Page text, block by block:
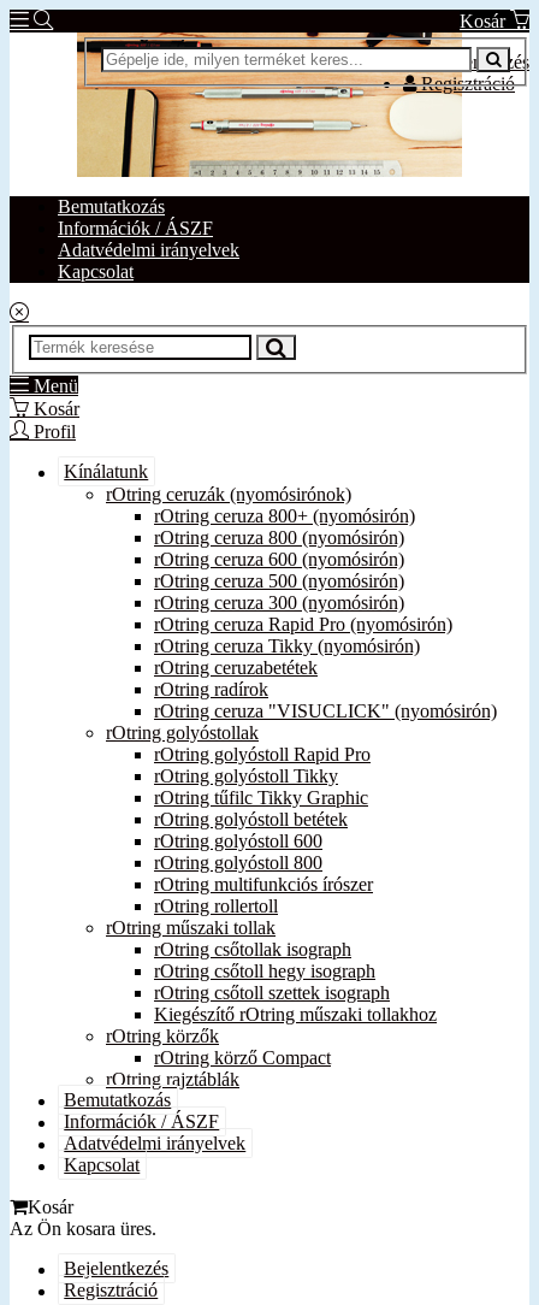
Kosár
Bejelentkezés
Regisztráció
Bemutatkozás
Információk / ÁSZF
Adatvédelmi irányelvek
Kapcsolat
Menü
Kosár
Profil
Kínálatunk
rOtring ceruzák (nyomósirónok)
rOtring ceruza 800+ (nyomósirón)
rOtring ceruza 800 (nyomósirón)
rOtring ceruza 600 (nyomósirón)
rOtring ceruza 500 (nyomósirón)
rOtring ceruza 300 (nyomósirón)
rOtring ceruza Rapid Pro (nyomósirón)
rOtring ceruza Tikky (nyomósirón)
rOtring ceruzabetétek
rOtring radírok
rOtring ceruza "VISUCLICK" (nyomósirón)
rOtring golyóstollak
rOtring golyóstoll Rapid Pro
rOtring golyóstoll Tikky
rOtring tűfilc Tikky Graphic
rOtring golyóstoll betétek
rOtring golyóstoll 600
rOtring golyóstoll 800
rOtring multifunkciós írószer
rOtring rollertoll
rOtring műszaki tollak
rOtring csőtollak isograph
rOtring csőtoll hegy isograph
rOtring csőtoll szettek isograph
Kiegészítő rOtring műszaki tollakhoz
rOtring körzők
rOtring körző Compact
rOtring rajztáblák
Bemutatkozás
Információk / ÁSZF
Adatvédelmi irányelvek
Kapcsolat
Kosár
Az Ön kosara üres.
Bejelentkezés
Regisztráció